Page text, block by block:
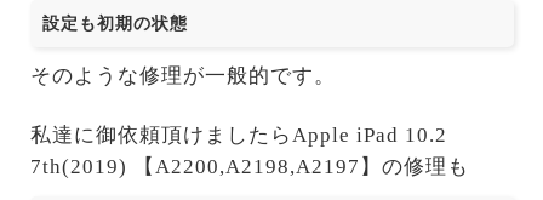
設定も初期の状態
そのような修理が一般的です。
私達に御依頼頂けましたらApple iPad 10.2
7th(2019) 【A2200,A2198,A2197】の修理も